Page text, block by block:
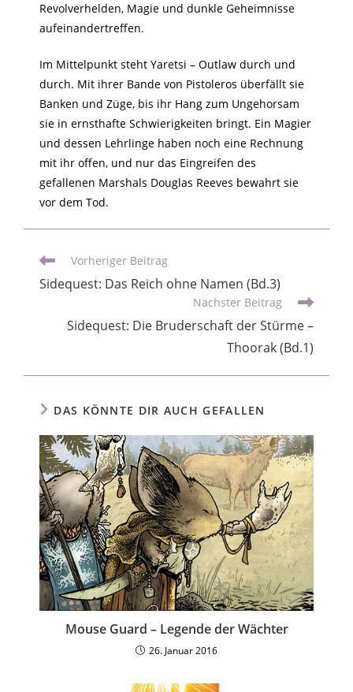
Revolverhelden, Magie und dunkle Geheimnisse
aufeinandertreffen.
Im Mittelpunkt steht Yaretsi – Outlaw durch und
durch. Mit ihrer Bande von Pistoleros überfällt sie
Banken und Züge, bis ihr Hang zum Ungehorsam
sie in ernsthafte Schwierigkeiten bringt. Ein Magier
und dessen Lehrlinge haben noch eine Rechnung
mit ihr offen, und nur das Eingreifen des
gefallenen Marshals Douglas Reeves bewahrt sie
vor dem Tod.
Vorheriger Beitrag
Sidequest: Das Reich ohne Namen (Bd.3)
Nächster Beitrag
Sidequest: Die Bruderschaft der Stürme –
Thoorak (Bd.1)
DAS KÖNNTE DIR AUCH GEFALLEN
Mouse Guard – Legende der Wächter
26. Januar 2016